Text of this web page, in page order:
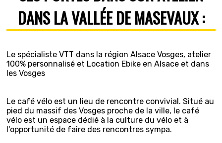
DANS LA VALLÉE DE MASEVAUX :
Le spécialiste VTT dans la région Alsace Vosges, atelier
100% personnalisé et Location Ebike en Alsace et dans
les Vosges
Le café vélo est un lieu de rencontre convivial. Situé au
pied du massif des Vosges proche de la ville, le café
vélo est un espace dédié à la culture du vélo et à
l'opportunité de faire des rencontres sympa.